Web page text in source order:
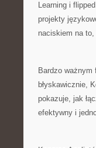
Learning i
projekty
naciskiem na
Bardzo
błyskawicznie,
pokazuje, jak
efektywny i